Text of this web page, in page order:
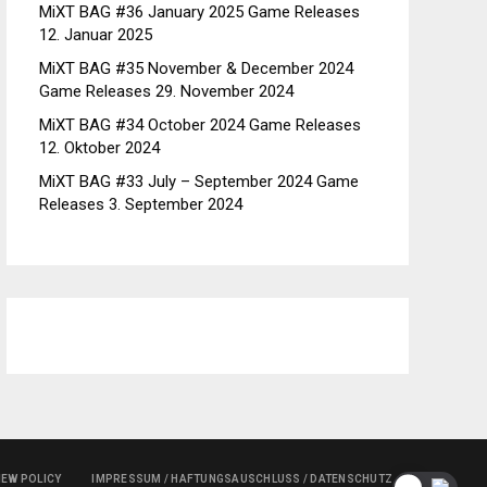
MiXT BAG #36 January 2025 Game Releases
12. Januar 2025
MiXT BAG #35 November & December 2024
Game Releases 29. November 2024
MiXT BAG #34 October 2024 Game Releases
12. Oktober 2024
MiXT BAG #33 July – September 2024 Game
Releases 3. September 2024
POLICY IMPRESSUM / HAFTUNGSAUSCHLUSS / DATENSCHUTZ